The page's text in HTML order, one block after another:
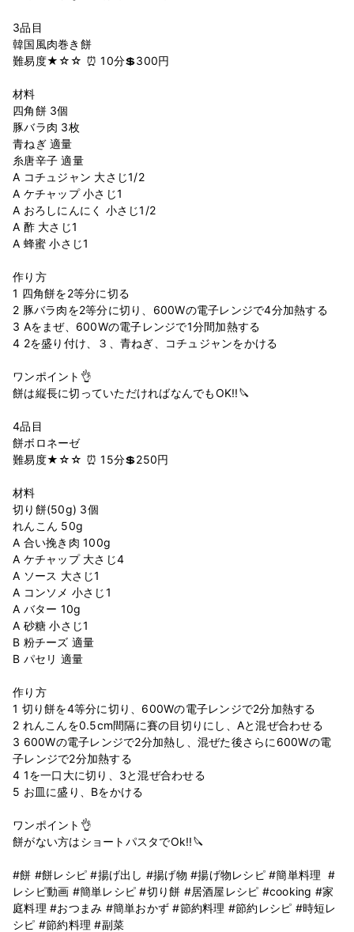
3品目
韓国風肉巻き餅
難易度★☆☆ ⏰ 10分💲300円
材料
四角餅 3個
豚バラ肉 3枚
青ねぎ 適量
糸唐辛子 適量
A コチュジャン 大さじ1/2
A ケチャップ 小さじ1
A おろしにんにく 小さじ1/2
A 酢 大さじ1
A 蜂蜜 小さじ1
作り方
1 四角餅を2等分に切る
2 豚バラ肉を2等分に切り、600Wの電子レンジで4分加熱する
3 Aをまぜ、600Wの電子レンジで1分間加熱する
4 2を盛り付け、３、青ねぎ、コチュジャンをかける
ワンポイント👌
餅は縦長に切っていただければなんでもOK!!🔪
4品目
餅ボロネーゼ
難易度★☆☆ ⏰ 15分💲250円
材料
切り餅(50g) 3個
れんこん 50g
A 合い挽き肉 100g
A ケチャップ 大さじ4
A ソース 大さじ1
A コンソメ 小さじ1
A バター 10g
A 砂糖 小さじ1
B 粉チーズ 適量
B パセリ 適量
作り方
1 切り餅を4等分に切り、600Wの電子レンジで2分加熱する
2 れんこんを0.5cm間隔に賽の目切りにし、Aと混ぜ合わせる
3 600Wの電子レンジで2分加熱し、混ぜた後さらに600Wの電
子レンジで2分加熱する
4 1を一口大に切り、3と混ぜ合わせる
5 お皿に盛り、Bをかける
ワンポイント👌
餅がない方はショートパスタでOk!!🔪
#餅 #餅レシピ #揚げ出し #揚げ物 #揚げ物レシピ #簡単料理 #
レシピ動画 #簡単レシピ #切り餅 #居酒屋レシピ #cooking #家
庭料理 #おつまみ #簡単おかず #節約料理 #節約レシピ #時短レ
シピ #節約料理 #副菜